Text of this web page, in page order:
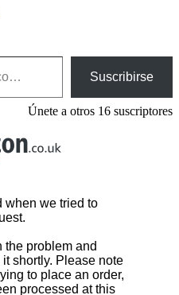
Suscribirse
Únete a otros 16 suscriptores